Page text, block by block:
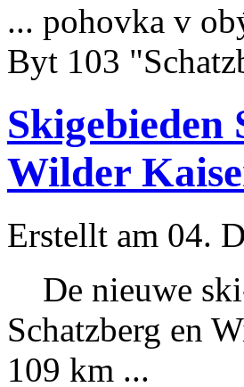
... pohovka v
Byt 103 "
Wilder
Erstellt am 04.
De nieuwe
Schatzberg en
109 km ...